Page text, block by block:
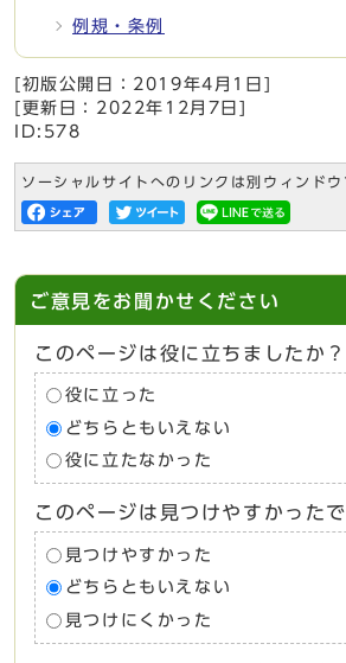
例規・条例
[初版公開日： 2019年4月1日
[更新日： 2022年12月7日
ID:578
ソーシャルサイトへのリンクは別ウィンドウ
ご意見をお聞かせください
このページは役に立ちましたか？
役に立った
どちらともいえない
役に立たなかった
このページは見つけやすかったで
見つけやすかった
どちらともいえない
見つけにくかった